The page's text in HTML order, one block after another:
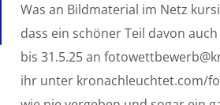
Was an Bildmaterial im Netz
dass ein schöner Teil davon
bis 31.5.25 an
ihr unter kronachleuchtet.com/